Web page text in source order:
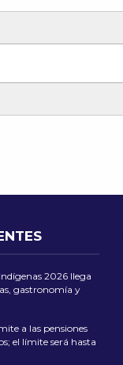
2026 llega
gastronomía y
a las pensiones
el límite será hasta